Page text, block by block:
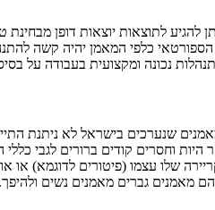
לתוצאות יוצאות דופן
כלפי המאמן יהיה קשה
נכונה ומקצועית בעבודה על
שנערכים בישראל לא ניתנת
וחסרים קודים ברורים לגבי
שלו עצמו (פיטורים לדוגמא) או
מאמנים גברים מאמנים נשים ולהיפך.